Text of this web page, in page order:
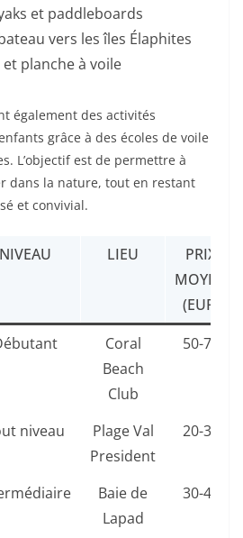
et paddleboards
vers les îles Élaphites
planche à voile
également des activités
grâce à des écoles de voile
L’objectif est de permettre à
dans la nature, tout en restant
et convivial.
NIVEAU LIEU
PRIX
MOYEN
(EUR)
Coral
Beach
Club
50-70
niveau
Plage Val
President
20-35
Baie de
Lapad
30-45